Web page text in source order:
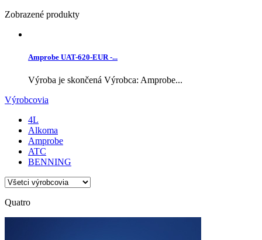
Zobrazené produkty
Amprobe UAT-620-EUR -...
Výroba je skončená Výrobca: Amprobe...
Výrobcovia
4L
Alkoma
Amprobe
ATC
BENNING
Quatro